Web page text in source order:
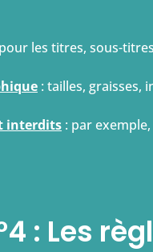
pour les titres, sous-
: tailles, graisses,
interdits : par
: Les